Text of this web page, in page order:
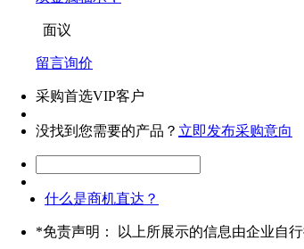
面议
留言询价
采购首选VIP客户
没找到您需要的产品？ 立即发布采购意向
什么是商机直达？
*免责声明： 以上所展示的信息由企业自